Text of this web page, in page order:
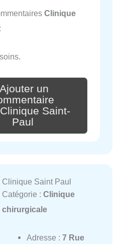
Clinique
:
Ajouter un
Saint-
Paul
Clinique Saint Paul
Catégorie : Clinique
chirurgicale
Adresse : 7 Rue